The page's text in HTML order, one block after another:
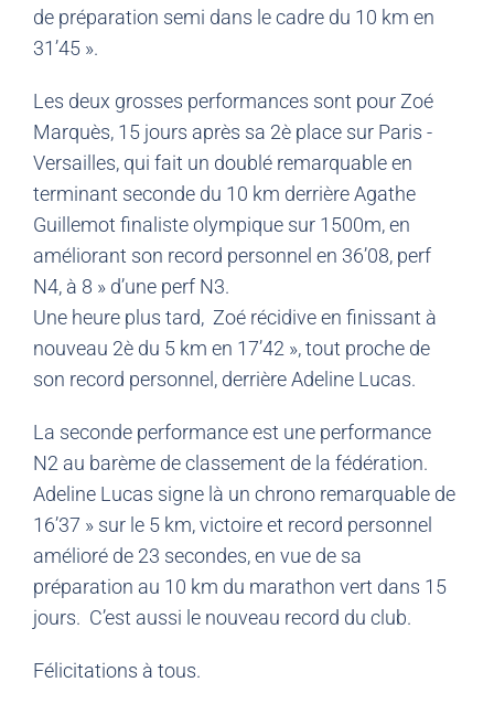
de préparation semi dans le cadre du 10 km en
31’45 ».
Les deux grosses performances sont pour Zoé
Marquès, 15 jours après sa 2è place sur Paris -
Versailles, qui fait un doublé remarquable en
terminant seconde du 10 km derrière Agathe
Guillemot finaliste olympique sur 1500m, en
améliorant son record personnel en 36’08, perf
N4, à 8 » d’une perf N3.
Une heure plus tard, Zoé récidive en finissant à
nouveau 2è du 5 km en 17’42 », tout proche de
son record personnel, derrière Adeline Lucas.
La seconde performance est une performance
N2 au barème de classement de la fédération.
Adeline Lucas signe là un chrono remarquable de
16’37 » sur le 5 km, victoire et record personnel
amélioré de 23 secondes, en vue de sa
préparation au 10 km du marathon vert dans 15
jours. C’est aussi le nouveau record du club.
Félicitations à tous.